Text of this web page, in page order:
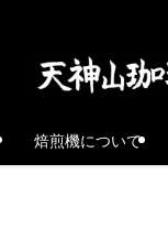
焙煎機について